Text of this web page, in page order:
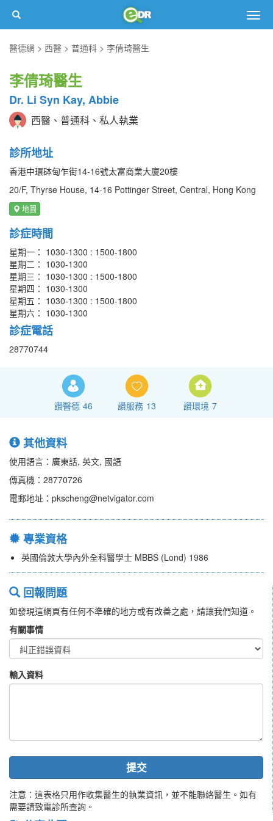
醫德網
西醫 普通科 李倩琦醫生
李倩琦醫生
Dr. Li Syn Kay, Abbie
西醫、普通科、私人執業
診所地址
香港中環砵甸乍街14-16號太富商業大廈20樓
20/F, Thyrse House, 14-16 Pottinger Street, Central, Hong Kong
地圖
診症時間
星期一： 1030-1300 : 1500-1800
星期二： 1030-1300
星期三： 1030-1300 : 1500-1800
星期四： 1030-1300
星期五： 1030-1300 : 1500-1800
星期六： 1030-1300
診症電話
28770744
讚醫德 46 讚服務 13 讚環境 7
其他資料
使用語言：廣東話, 英文, 國語
傳真機：28770726
電郵地址：pkscheng@netvigator.com
專業資格
英國倫敦大學內外全科醫學士 MBBS (Lond) 1986
回報問題
如發現這網頁有任何不準確的地方或有改善之處，請讓我們知道。
有關事情
輸入資料
提交
注意：這表格只用作收集醫生的執業資訊，並不能聯絡醫生。如有
需要請致電診所查詢。